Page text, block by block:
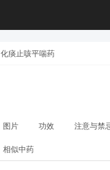
化痰止咳平喘药
图片 功效 注意与禁
相似中药